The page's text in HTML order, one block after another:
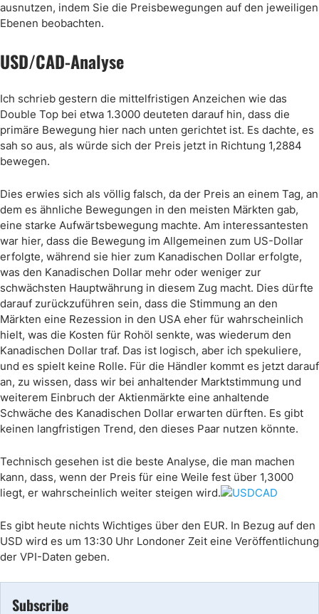
ausnutzen, indem Sie die Preisbewegungen auf den jeweiligen
Ebenen beobachten.
USD/CAD-Analyse
Ich schrieb gestern die mittelfristigen Anzeichen wie das
Double Top bei etwa 1.3000 deuteten darauf hin, dass die
primäre Bewegung hier nach unten gerichtet ist. Es dachte, es
sah so aus, als würde sich der Preis jetzt in Richtung 1,2884
bewegen.
Dies erwies sich als völlig falsch, da der Preis an einem Tag, an
dem es ähnliche Bewegungen in den meisten Märkten gab,
eine starke Aufwärtsbewegung machte. Am interessantesten
war hier, dass die Bewegung im Allgemeinen zum US-Dollar
erfolgte, während sie hier zum Kanadischen Dollar erfolgte,
was den Kanadischen Dollar mehr oder weniger zur
schwächsten Hauptwährung in diesem Zug macht. Dies dürfte
darauf zurückzuführen sein, dass die Stimmung an den
Märkten eine Rezession in den USA eher für wahrscheinlich
hielt, was die Kosten für Rohöl senkte, was wiederum den
Kanadischen Dollar traf. Das ist logisch, aber ich spekuliere,
und es spielt keine Rolle. Für die Händler kommt es jetzt darauf
an, zu wissen, dass wir bei anhaltender Marktstimmung und
weiterem Einbruch der Aktienmärkte eine anhaltende
Schwäche des Kanadischen Dollar erwarten dürften. Es gibt
keinen langfristigen Trend, den dieses Paar nutzen könnte.
Technisch gesehen ist die beste Analyse, die man machen
kann, dass, wenn der Preis für eine Weile fest über 1,3000
liegt, er wahrscheinlich weiter steigen wird.
Es gibt heute nichts Wichtiges über den EUR. In Bezug auf den
USD wird es um 13:30 Uhr Londoner Zeit eine Veröffentlichung
der VPI-Daten geben.
Subscribe